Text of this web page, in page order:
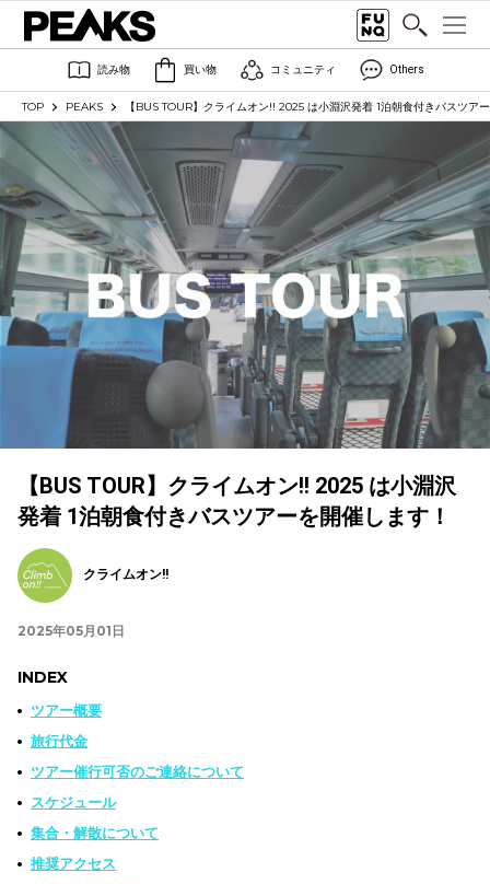
読み物 買い物 コミュニティ Others
TOP PEAKS 【BUS TOUR】クライムオン!! 2025 は小淵沢発着 1泊朝食付きバスツア
【BUS TOUR】クライムオン!! 2025 は小淵沢
発着 1泊朝食付きバスツアーを開催します！
クライムオン!!
2025年05月01日
INDEX
ツアー概要
旅行代金
ツアー催行可否のご連絡について
スケジュール
集合・解散について
推奨アクセス